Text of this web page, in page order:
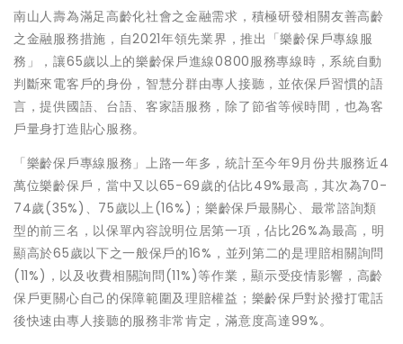
南山人壽為滿足高齡化社會之金融需求，積極研發相關友善高齡
之金融服務措施，自2021年領先業界，推出「樂齡保戶專線服
務」，讓65歲以上的樂齡保戶進線0800服務專線時，系統自動
判斷來電客戶的身份，智慧分群由專人接聽，並依保戶習慣的語
言，提供國語、台語、客家語服務，除了節省等候時間，也為客
戶量身打造貼心服務。
「樂齡保戶專線服務」上路一年多，統計至今年9月份共服務近4
萬位樂齡保戶，當中又以65-69歲的佔比49%最高，其次為70-
74歲(35%)、75歲以上(16%)；樂齡保戶最關心、最常諮詢類
型的前三名，以保單內容說明位居第一項，佔比26%為最高，明
顯高於65歲以下之一般保戶的16%，並列第二的是理賠相關詢問
(11%)，以及收費相關詢問(11%)等作業，顯示受疫情影響，高齡
保戶更關心自己的保障範圍及理賠權益；樂齡保戶對於撥打電話
後快速由專人接聽的服務非常肯定，滿意度高達99%。